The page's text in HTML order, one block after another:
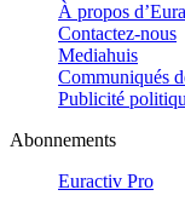
À propos
Contactez-nous
Mediahuis
Communiqués
Publicité
Abonnements
Euractiv Pro